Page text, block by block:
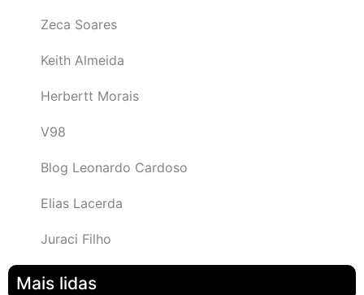
Zeca Soares
Keith Almeida
Herbertt Morais
V98
Blog Leonardo Cardoso
Elias Lacerda
Juraci Filho
Mais lidas